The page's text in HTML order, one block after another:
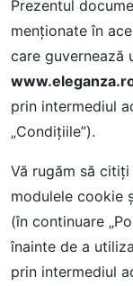
Prezentul
menţionate în
care guvernează
prin intermediul
„Condiţiile”).
Vă rugăm să
modulele cookie
(în continuare
înainte de a
prin intermediul